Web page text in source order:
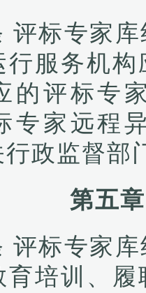
评标专家
行服务机
的评标专
专家远程
行政监督部
第五
评标专家
育培训、